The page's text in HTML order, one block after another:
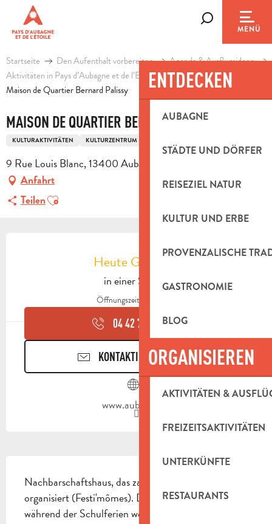
contenu
principal
MENÜ
ENTDECKEN
AUBAGNE
STÄDTE UND DÖRFER
REISEZIEL NATUR
KULTUR UND ERBE
PROVENZALISCHE
GASTRONOMIE
BLOG
ORGANISIEREN
AKTIVITÄTEN &
FREIZEITSAKTIVITÄTEN
UNTERKÜNFTE
RESTAURANTS
Startseite Den Aufenthalt vorbereiten
Agenda & Ausflugsideen
Aktivitäten in Pays d’Aubagne et de l’Etoile
Freizeit
Maison de Quartier Bernard Palissy
MAISON DE QUARTIER BERNARD PALISSY
KULTURAKTIVITÄTEN KULTURZENTRUM
9 Rue Louis Blanc, 13400 Aubagne
Anfahrt
TeilenAjouter aux favoris
ÖFFNUNGSZEITEN &
Heute Geöffnet
in einer Stunde
Öffnungszeiten ansehen
04 42 70 07▒▒
KONTAKTIEREN SIE UNS
www.aubagne.fr
Nachbarschaftshaus, das zahlreiche Animationen
organisiert (Festi'mômes). Das ganze Jahr über und
während der Schulferien werden Ihnen außerdem